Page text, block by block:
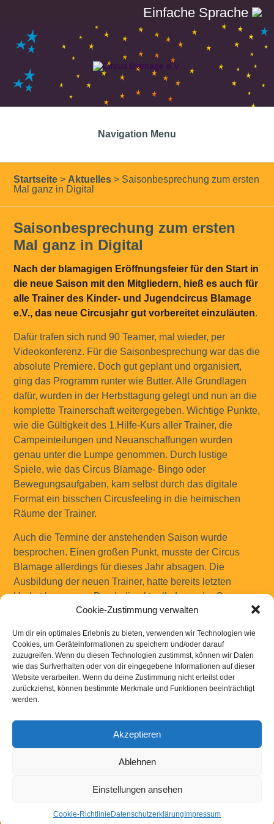
Cookie-Zustimmung verwalten
Um dir ein optimales Erlebnis zu bieten, verwenden wir Technologien wie
Cookies, um Geräteinformationen zu speichern und/oder darauf
zuzugreifen. Wenn du diesen Technologien zustimmst, können wir Daten
wie das Surfverhalten oder von dir eingegebene Informationen auf dieser
Website verarbeiten. Wenn du deine Zustimmung nicht erteilst oder
zurückziehst, können bestimmte Merkmale und Funktionen beeinträchtigt
werden.
Akzeptieren
Ablehnen
Einstellungen ansehen
Cookie-Richtlinie Datenschutzerklärung Impressum
Einfache Sprache
Navigation Menu
Startseite > Aktuelles > Saisonbesprechung zum ersten
Mal ganz in Digital
Saisonbesprechung zum ersten
Mal ganz in Digital
Nach der blamagigen Eröffnungsfeier für den Start in
die neue Saison mit den Mitgliedern, hieß es auch für
alle Trainer des Kinder- und Jugendcircus Blamage
e.V., das neue Circusjahr gut vorbereitet einzuläuten.
Dafür trafen sich rund 90 Teamer, mal wieder, per
Videokonferenz. Für die Saisonbesprechung war das die
absolute Premiere. Doch gut geplant und organisiert,
ging das Programm runter wie Butter. Alle Grundlagen
dafür, wurden in der Herbsttagung gelegt und nun an die
komplette Trainerschaft weitergegeben. Wichtige Punkte,
wie die Gültigkeit des 1.Hilfe-Kurs aller Trainer, die
Campeinteilungen und Neuanschaffungen wurden
genau unter die Lumpe genommen. Durch lustige
Spiele, wie das Circus Blamage- Bingo oder
Bewegungsaufgaben, kam selbst durch das digitale
Format ein bisschen Circusfeeling in die heimischen
Räume der Trainer.
Auch die Termine der anstehenden Saison wurde
besprochen. Einen großen Punkt, musste der Circus
Blamage allerdings für dieses Jahr absagen. Die
Ausbildung der neuen Trainer, hatte bereits letzten
Herbst begonnen. Durch die aktuelle Lage der Corona-
Krise, ist es aber nicht möglich, die Schulung wie
vorerst ins nächste Jahr verschoben werden.
Nichtsdestotrotz blicken wir mit viel Optimismus auf eine
spannende 32. Saison des Circus Blamage.
Kontakt|Links|Downloads|ImpressumDatenschutzerklaerung
Powered byWordPress